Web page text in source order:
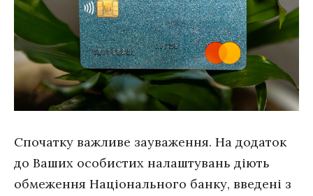
Спочатку важливе зауваження. На додаток
до Ваших особистих налаштувань діють
обмеження Національного банку, введені з